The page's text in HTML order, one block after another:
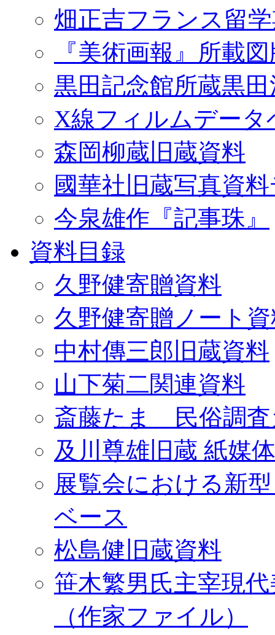
畑正吉フランス留
『美術画報』所載
黒田記念館所蔵黒
X線フィルムデータ
森岡柳蔵旧蔵資料
國華社旧蔵写真資
今泉雄作『記事珠』
資料目録
久野健寄贈資料
久野健寄贈ノート
中村傳三郎旧蔵資料
山下菊二関連資料
斎藤たま 民俗調査
及川尊雄旧蔵 紙媒
展覧会における新
ベース
松島健旧蔵資料
笹木繁男氏主宰現
（作家ファイル）